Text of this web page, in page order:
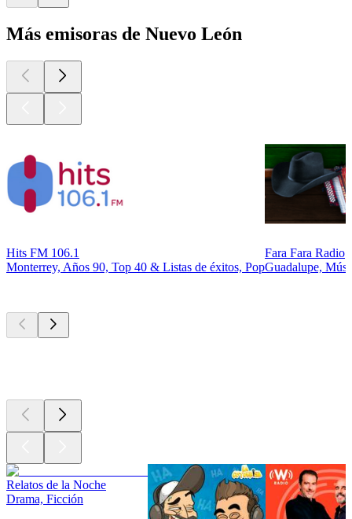
Más emisoras de Nuevo León
Hits FM 106.1
Monterrey, Años 90, Top 40 & Listas de éxitos, Pop
Fara Fara Radio
Guadalupe,
Relatos de la Noche
Drama, Ficción